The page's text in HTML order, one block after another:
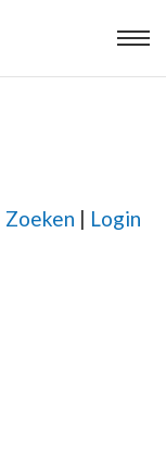
Zoeken | Login